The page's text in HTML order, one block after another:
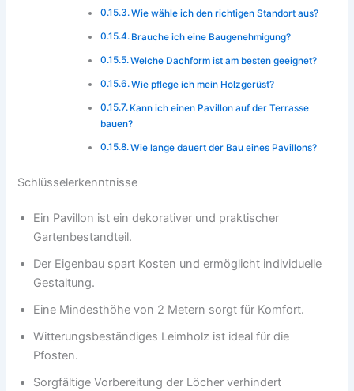
Wie wähle ich den richtigen Standort aus?
Brauche ich eine Baugenehmigung?
Welche Dachform ist am besten geeignet?
Wie pflege ich mein Holzgerüst?
Kann ich einen Pavillon auf der Terrasse
bauen?
Wie lange dauert der Bau eines Pavillons?
Schlüsselerkenntnisse
Ein Pavillon ist ein dekorativer und praktischer
Gartenbestandteil.
Der Eigenbau spart Kosten und ermöglicht individuelle
Gestaltung.
Eine Mindesthöhe von 2 Metern sorgt für Komfort.
Witterungsbeständiges Leimholz ist ideal für die
Pfosten.
Sorgfältige Vorbereitung der Löcher verhindert